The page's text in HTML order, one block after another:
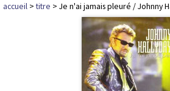
accueil >titre > Je n'ai jamais pleuré / Johnny